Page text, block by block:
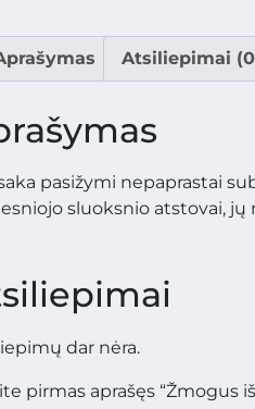
Atsiliepimai
pasižymi nepaprastai
sluoksnio atstovai, jų
dar nėra.
pirmas aprašęs “Žmogus